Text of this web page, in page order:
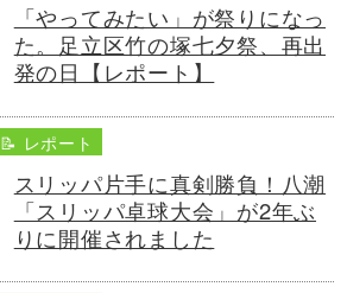
「やってみたい」が祭りになっ
た。足立区竹の塚七夕祭、再出
発の日【レポート】
📝 レポート
スリッパ片手に真剣勝負！八潮
「スリッパ卓球大会」が2年ぶ
りに開催されました